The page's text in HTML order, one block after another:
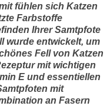
fühlen sich Katzen
Farbstoffe
Ihrer Samtpfote
wurde entwickelt, um
Fell von Katzen
mit wichtigen
E und essentiellen
mit
an Fasern